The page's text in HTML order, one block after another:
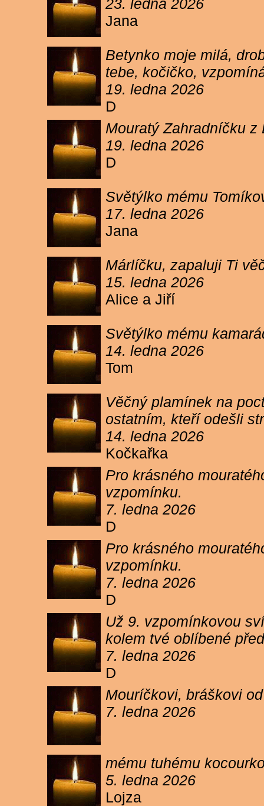
23. ledna 2026
Jana
Betynko moje milá,
tebe, kočičko,
19. ledna 2026
D
Mouratý Zahradníčku
19. ledna 2026
D
Světýlko mému
17. ledna 2026
Jana
Márlíčku, zapaluji Ti
15. ledna 2026
Alice a Jiří
Světýlko mému
14. ledna 2026
Tom
Věčný plamínek na
ostatním, kteří odešli
14. ledna 2026
Kočkařka
Pro krásného
vzpomínku.
7. ledna 2026
D
Pro krásného
vzpomínku.
7. ledna 2026
D
Už 9. vzpomínkovou
kolem tvé oblíbené
7. ledna 2026
D
Mouríčkovi, bráškovi
7. ledna 2026
mému tuhému
5. ledna 2026
Lojza